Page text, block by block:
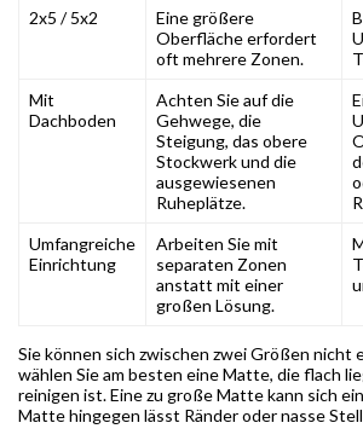
2x5 / 5x2
Eine größere
Oberfläche erfordert
oft mehrere Zonen.
Mit
Dachboden
Achten Sie auf die
Gehwege, die
Steigung, das obere
Stockwerk und die
ausgewiesenen
Ruheplätze.
Umfangreiche
Einrichtung
Arbeiten Sie mit
separaten Zonen
anstatt mit einer
großen Lösung.
Sie können sich zwischen zwei Größen nicht
wählen Sie am besten eine Matte, die flach
reinigen ist. Eine zu große Matte kann sich
Matte hingegen lässt Ränder oder nasse